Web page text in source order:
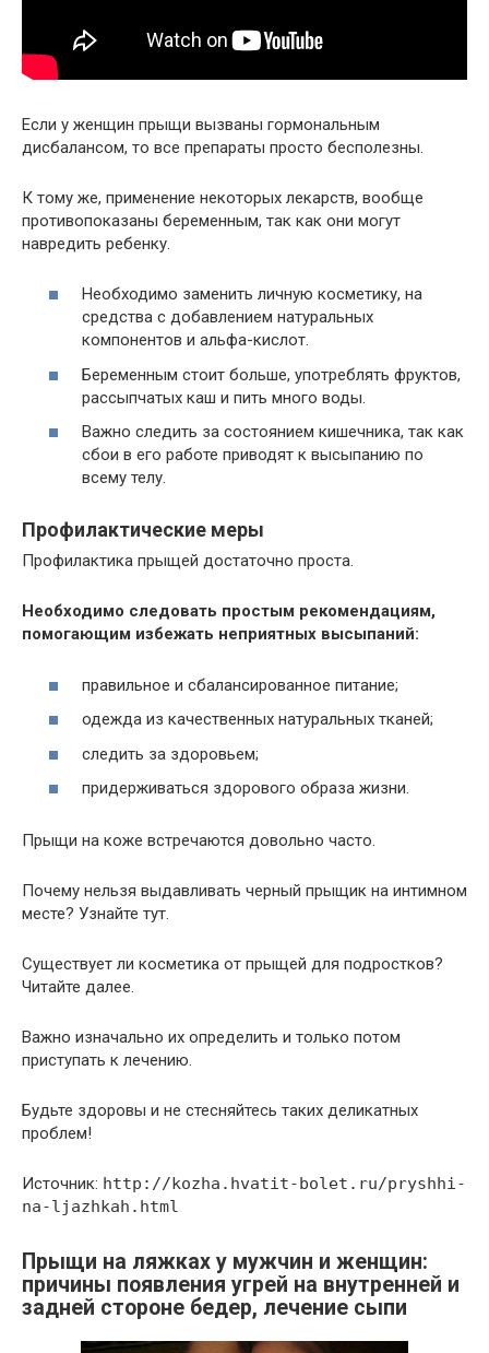
Если у женщин прыщи вызваны гормональным
дисбалансом, то все препараты просто бесполезны.
К тому же, применение некоторых лекарств, вообще
противопоказаны беременным, так как они могут
навредить ребенку.
Необходимо заменить личную косметику, на
средства с добавлением натуральных
компонентов и альфа-кислот.
Беременным стоит больше, употреблять фруктов,
рассыпчатых каш и пить много воды.
Важно следить за состоянием кишечника, так как
сбои в его работе приводят к высыпанию по
всему телу.
Профилактические меры
Профилактика прыщей достаточно проста.
Необходимо следовать простым рекомендациям,
помогающим избежать неприятных высыпаний:
правильное и сбалансированное питание;
одежда из качественных натуральных тканей;
следить за здоровьем;
придерживаться здорового образа жизни.
Прыщи на коже встречаются довольно часто.
Почему нельзя выдавливать черный прыщик на интимном
месте? Узнайте тут.
Существует ли косметика от прыщей для подростков?
Читайте далее.
Важно изначально их определить и только потом
приступать к лечению.
Будьте здоровы и не стесняйтесь таких деликатных
проблем!
Источник: http://kozha.hvatit-bolet.ru/pryshhi-
na-ljazhkah.html
Прыщи на ляжках у мужчин и женщин:
причины появления угрей на внутренней и
задней стороне бедер, лечение сыпи